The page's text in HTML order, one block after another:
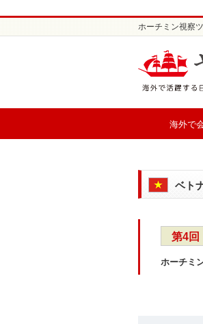
ホーチミン視察
海外で
ベト
第4回
ホーチミ